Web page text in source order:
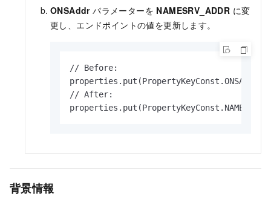
ONSAddrパラメーターを NAMESRV_ADDR に変
更し、エンドポイントの値を更新します。
// Before:
// After:
背景情報